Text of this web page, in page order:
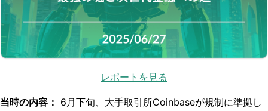
レポートを見る
当時の内容： 6月下旬、大手取引所Coinbaseが規制に準拠し